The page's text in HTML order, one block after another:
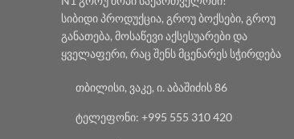
სიბიდი პროდუქცია, გროუ ბოქსები, გროუ
განათება, მოსაწევი აქსესუარები და
ყველაფერი, რაც შენს მცენარეს სჭირდება
თბილისი, ვაკე, ი. აბაშიძის 86
ტელეფონი: +995 555 310 420